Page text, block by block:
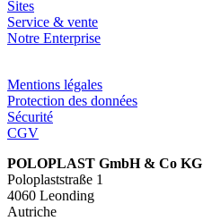
Sites
Service & vente
Notre Enterprise
Mentions légales
Protection des données
Sécurité
CGV
POLOPLAST GmbH & Co KG
Poloplaststraße 1
4060 Leonding
Autriche